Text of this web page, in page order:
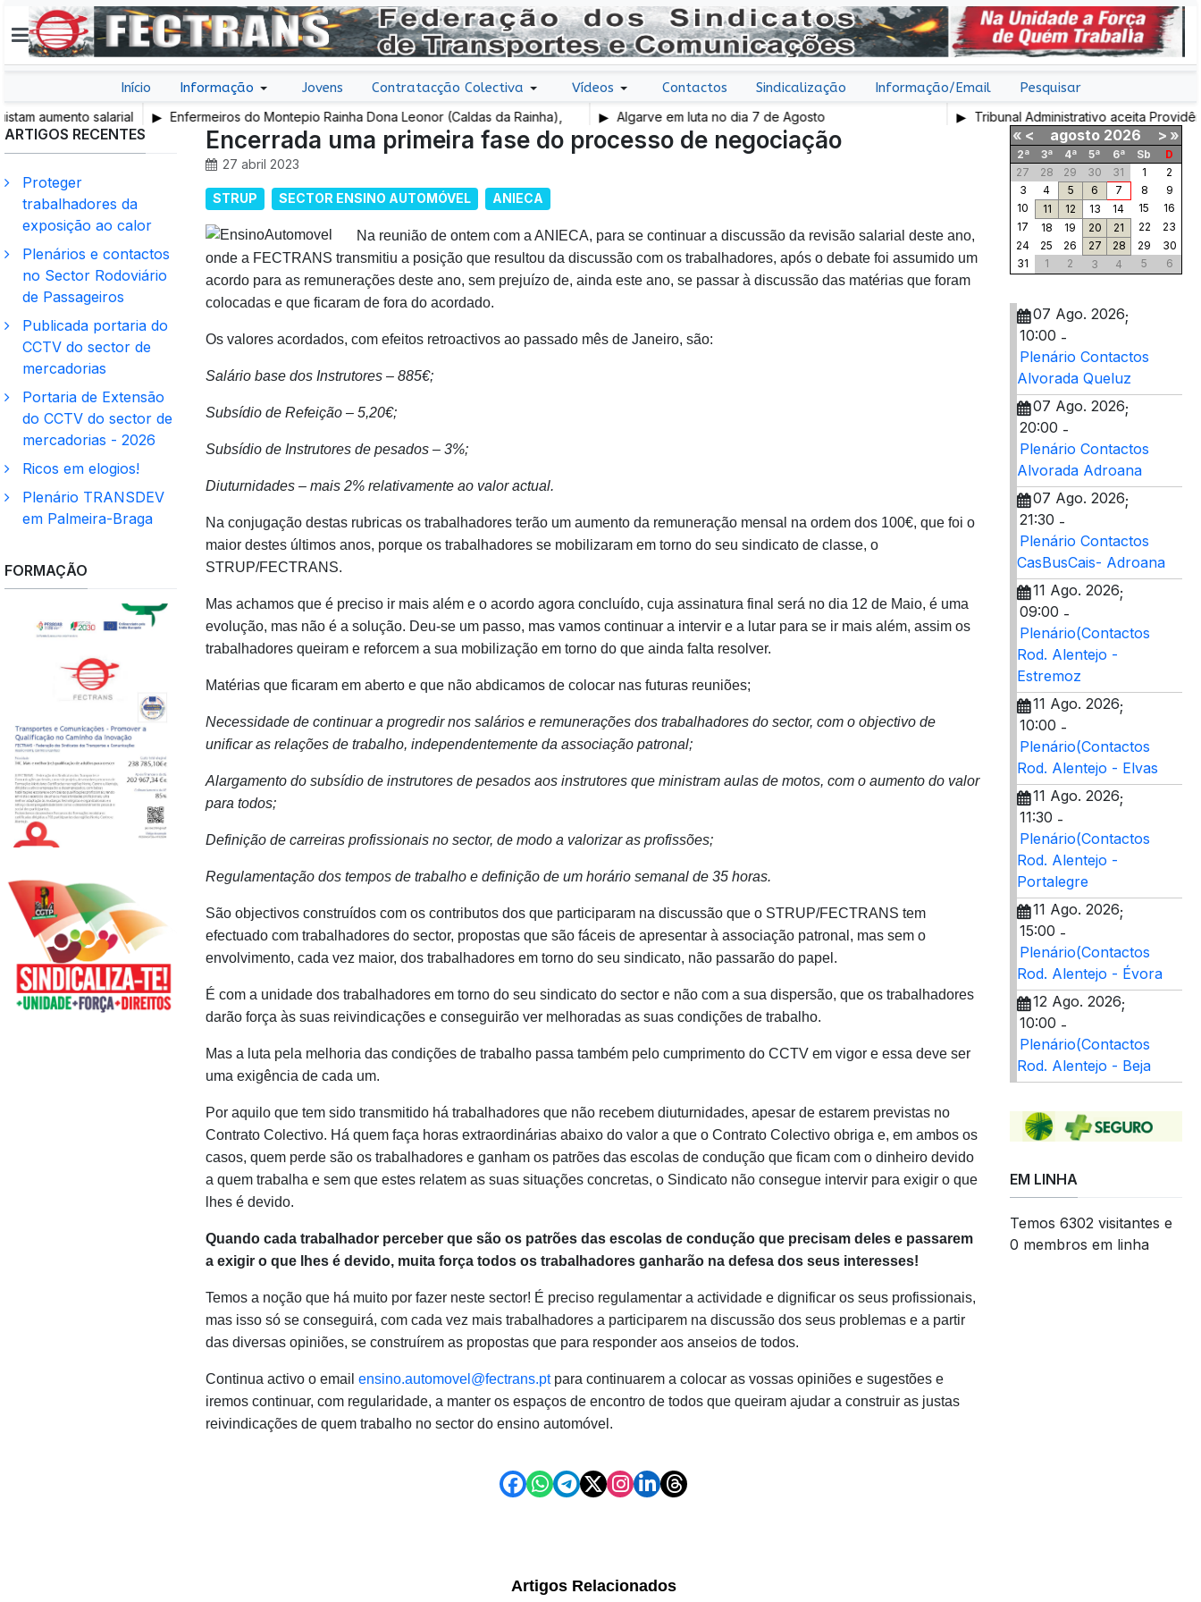
Início Informação Jovens Contratacção Colectiva Vídeos Contactos Sindicalização Informação/Email Pesquisar
aumento salarial
Enfermeiros do Montepio Rainha Dona Leonor (Caldas da Rainha),
em Greve
Algarve em luta no dia 7 de Agosto Tribunal Administrativo aceita Providência
Encerrada uma primeira fase do processo de negociação
27 abril 2023
STRUP SECTOR ENSINO AUTOMÓVEL ANIECA
Na reunião de ontem com a ANIECA, para se continuar a discussão da revisão salarial deste ano,
onde a FECTRANS transmitiu a posição que resultou da discussão com os trabalhadores, após o debate foi assumido um
acordo para as remunerações deste ano, sem prejuízo de, ainda este ano, se passar à discussão das matérias que foram
colocadas e que ficaram de fora do acordado.
Os valores acordados, com efeitos retroactivos ao passado mês de Janeiro, são:
Salário base dos Instrutores – 885€;
Subsídio de Refeição – 5,20€;
Subsídio de Instrutores de pesados – 3%;
Diuturnidades – mais 2% relativamente ao valor actual.
Na conjugação destas rubricas os trabalhadores terão um aumento da remuneração mensal na ordem dos 100€, que foi o
maior destes últimos anos, porque os trabalhadores se mobilizaram em torno do seu sindicato de classe, o
STRUP/FECTRANS.
Mas achamos que é preciso ir mais além e o acordo agora concluído, cuja assinatura final será no dia 12 de Maio, é uma
evolução, mas não é a solução. Deu-se um passo, mas vamos continuar a intervir e a lutar para se ir mais além, assim os
trabalhadores queiram e reforcem a sua mobilização em torno do que ainda falta resolver.
Matérias que ficaram em aberto e que não abdicamos de colocar nas futuras reuniões;
Necessidade de continuar a progredir nos salários e remunerações dos trabalhadores do sector, com o objectivo de
unificar as relações de trabalho, independentemente da associação patronal;
Alargamento do subsídio de instrutores de pesados aos instrutores que ministram aulas de motos, com o aumento do valor
para todos;
Definição de carreiras profissionais no sector, de modo a valorizar as profissões;
Regulamentação dos tempos de trabalho e definição de um horário semanal de 35 horas.
São objectivos construídos com os contributos dos que participaram na discussão que o STRUP/FECTRANS tem
efectuado com trabalhadores do sector, propostas que são fáceis de apresentar à associação patronal, mas sem o
envolvimento, cada vez maior, dos trabalhadores em torno do seu sindicato, não passarão do papel.
É com a unidade dos trabalhadores em torno do seu sindicato do sector e não com a sua dispersão, que os trabalhadores
darão força às suas reivindicações e conseguirão ver melhoradas as suas condições de trabalho.
Mas a luta pela melhoria das condições de trabalho passa também pelo cumprimento do CCTV em vigor e essa deve ser
uma exigência de cada um.
Por aquilo que tem sido transmitido há trabalhadores que não recebem diuturnidades, apesar de estarem previstas no
Contrato Colectivo. Há quem faça horas extraordinárias abaixo do valor a que o Contrato Colectivo obriga e, em ambos os
casos, quem perde são os trabalhadores e ganham os patrões das escolas de condução que ficam com o dinheiro devido
a quem trabalha e sem que estes relatem as suas situações concretas, o Sindicato não consegue intervir para exigir o que
lhes é devido.
Quando cada trabalhador perceber que são os patrões das escolas de condução que precisam deles e passarem
a exigir o que lhes é devido, muita força todos os trabalhadores ganharão na defesa dos seus interesses!
Temos a noção que há muito por fazer neste sector! É preciso regulamentar a actividade e dignificar os seus profissionais,
mas isso só se conseguirá, com cada vez mais trabalhadores a participarem na discussão dos seus problemas e a partir
das diversas opiniões, se construírem as propostas que para responder aos anseios de todos.
Continua activo o email ensino.automovel@fectrans.ptpara continuarem a colocar as vossas opiniões e sugestões e
iremos continuar, com regularidade, a manter os espaços de encontro de todos que queiram ajudar a construir as justas
reivindicações de quem trabalho no sector do ensino automóvel.
Artigos Relacionados
ARTIGOS RECENTES
Proteger
trabalhadores da
exposição ao calor
Plenários e contactos
no Sector Rodoviário
de Passageiros
Publicada portaria do
CCTV do sector de
mercadorias
Portaria de Extensão
do CCTV do sector de
mercadorias - 2026
Ricos em elogios!
Plenário TRANSDEV
em Palmeira-Braga
FORMAÇÃO
« < agosto 2026 > »
2ª 3ª 4ª 5ª 6ª Sb
D
27
28 29 30 31 1
2
3
4 5 6 7 8
9
10
11 12 13 14 15
16
17
18 19 20 21 22
23
24
25 26 27 28 29
30
31
1 2 3 4 5 6
07 Ago. 2026;
10:00 -
Plenário Contactos
Alvorada Queluz
07 Ago. 2026;
20:00 -
Plenário Contactos
Alvorada Adroana
07 Ago. 2026;
21:30 -
Plenário Contactos
CasBusCais- Adroana
11 Ago. 2026;
09:00 -
Plenário(Contactos
Rod. Alentejo -
Estremoz
11 Ago. 2026;
10:00 -
Plenário(Contactos
Rod. Alentejo - Elvas
11 Ago. 2026;
11:30 -
Plenário(Contactos
Rod. Alentejo -
Portalegre
11 Ago. 2026;
15:00 -
Plenário(Contactos
Rod. Alentejo - Évora
12 Ago. 2026;
10:00 -
Plenário(Contactos
Rod. Alentejo - Beja
EM LINHA
Temos 6302 visitantes e
0 membros em linha